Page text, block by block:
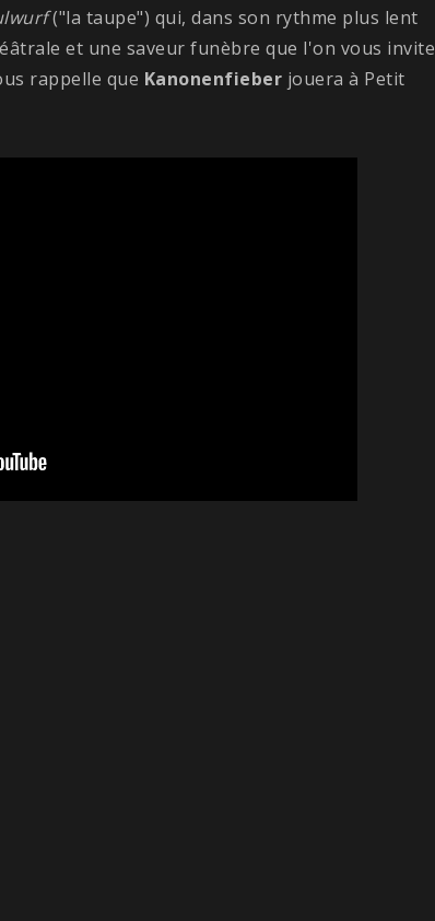
("la taupe") qui, dans son rythme plus lent
et une saveur funèbre que l'on vous invite
rappelle que Kanonenfieber jouera à Petit